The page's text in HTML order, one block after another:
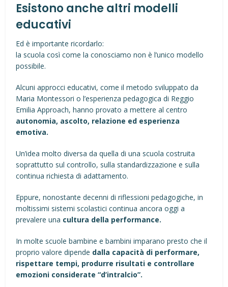
Esistono anche altri modelli
educativi
Ed è importante ricordarlo:
la scuola così come la conosciamo non è l’unico modello
possibile.
Alcuni approcci educativi, come il metodo sviluppato da
Maria Montessori o l’esperienza pedagogica di Reggio
Emilia Approach, hanno provato a mettere al centro
autonomia, ascolto, relazione ed esperienza
emotiva.
Un’idea molto diversa da quella di una scuola costruita
soprattutto sul controllo, sulla standardizzazione e sulla
continua richiesta di adattamento.
Eppure, nonostante decenni di riflessioni pedagogiche, in
moltissimi sistemi scolastici continua ancora oggi a
prevalere una cultura della performance.
In molte scuole bambine e bambini imparano presto che il
proprio valore dipende dalla capacità di performare,
rispettare tempi, produrre risultati e controllare
emozioni considerate “d’intralcio”.